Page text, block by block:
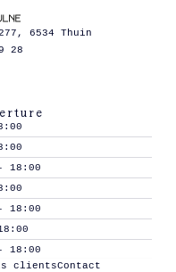
6534 Thuin
28
18:00
18:00
18:00
clientsContact